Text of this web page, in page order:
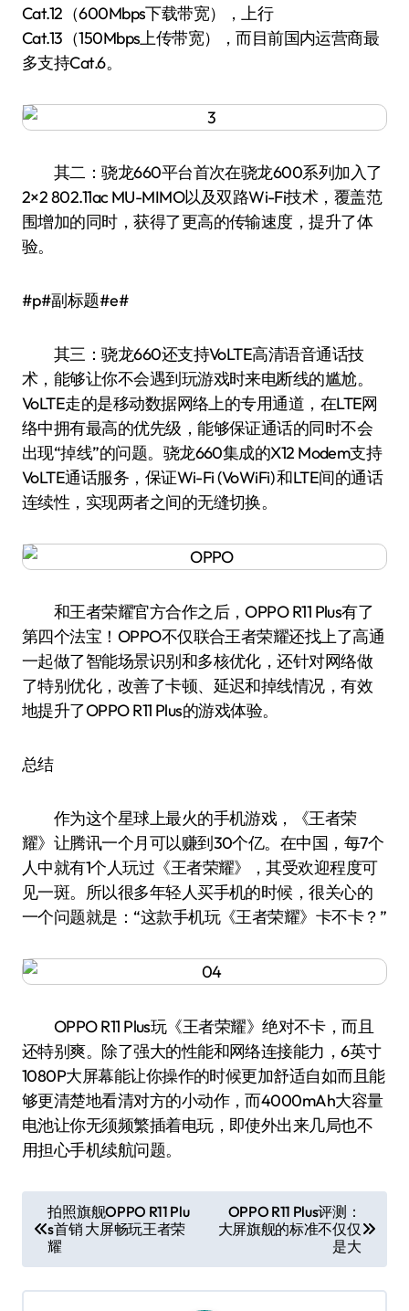
Cat.12（600Mbps下载带宽），上行
Cat.13（150Mbps上传带宽），而目前国内运营商最
多支持Cat.6。
其二：骁龙660平台首次在骁龙600系列加入了
2×2 802.11ac MU-MIMO以及双路Wi-Fi技术，覆盖范
围增加的同时，获得了更高的传输速度，提升了体
验。
#p#副标题#e#
其三：骁龙660还支持VoLTE高清语音通话技
术，能够让你不会遇到玩游戏时来电断线的尴尬。
VoLTE走的是移动数据网络上的专用通道，在LTE网
络中拥有最高的优先级，能够保证通话的同时不会
出现“掉线”的问题。骁龙660集成的X12 Modem支持
VoLTE通话服务，保证Wi-Fi (VoWiFi) 和LTE间的通话
连续性，实现两者之间的无缝切换。
和王者荣耀官方合作之后，OPPO R11 Plus有了
第四个法宝！OPPO不仅联合王者荣耀还找上了高通
一起做了智能场景识别和多核优化，还针对网络做
了特别优化，改善了卡顿、延迟和掉线情况，有效
地提升了OPPO R11 Plus的游戏体验。
总结
作为这个星球上最火的手机游戏，《王者荣
耀》让腾讯一个月可以赚到30个亿。在中国，每7个
人中就有1个人玩过《王者荣耀》，其受欢迎程度可
见一斑。所以很多年轻人买手机的时候，很关心的
一个问题就是：“这款手机玩《王者荣耀》卡不卡？”
OPPO R11 Plus玩《王者荣耀》绝对不卡，而且
还特别爽。除了强大的性能和网络连接能力，6英寸
1080P大屏幕能让你操作的时候更加舒适自如而且能
够更清楚地看清对方的小动作，而4000mAh大容量
电池让你无须频繁插着电玩，即使外出来几局也不
用担心手机续航问题。
章
导
航
拍照旗舰OPPO R11 Plu
s首销 大屏畅玩王者荣
耀
OPPO R11 Plus评测：
大屏旗舰的标准不仅仅
是大